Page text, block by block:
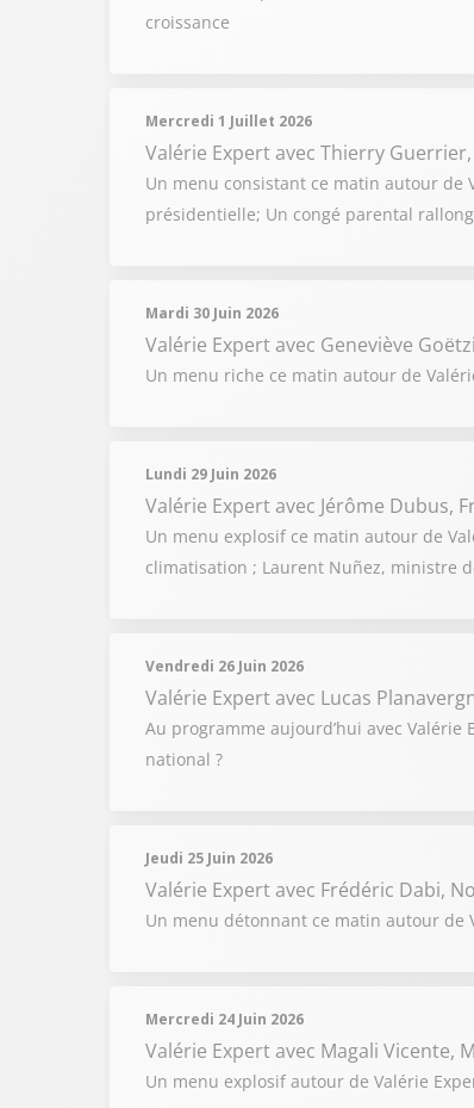
croissance
Mercredi 1 Juillet 2026
Valérie Expertavec Thierry
Un menu consistant ce matin autour de
présidentielle; Un congé parental
Mardi 30 Juin 2026
Valérie Expertavec Geneviève
Un menu riche ce matin autour de
Lundi 29 Juin 2026
Valérie Expertavec Jérôme Dubus,
Un menu explosif ce matin autour de
climatisation ; Laurent Nuñez, ministre
Vendredi 26 Juin 2026
Valérie Expertavec Lucas
Au programme aujourd’hui avec
national ?
Jeudi 25 Juin 2026
Valérie Expertavec Frédéric Dabi,
Un menu détonnant ce matin autour de
Mercredi 24 Juin 2026
Valérie Expertavec Magali Vicente,
Un menu explosif autour de Valérie